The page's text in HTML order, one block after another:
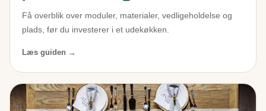
Få overblik over moduler, materialer, vedligeholdelse og
plads, før du investerer i et udekøkken.
Læs guiden →